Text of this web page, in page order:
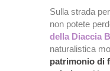
Sulla strada
non potete
della Diaccia
naturalistica
patrimonio di